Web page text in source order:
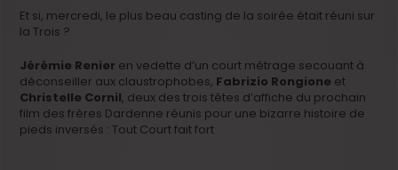
Et si, mercredi, le plus beau casting de la soirée était réuni sur
la Trois ?
Jérémie Renier en vedette d’un court métrage secouant à
déconseiller aux claustrophobes, Fabrizio Rongione et
Christelle Cornil, deux des trois têtes d’affiche du prochain
film des frères Dardenne réunis pour une bizarre histoire de
pieds inversés : Tout Court fait fort